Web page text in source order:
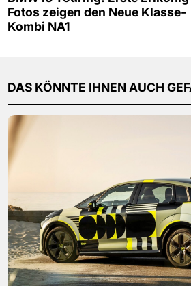
Fotos zeigen den Neue Klasse-
Kombi NA1
DAS KÖNNTE IHNEN AUCH